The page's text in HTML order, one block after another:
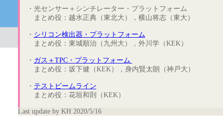
・光センサー＋シンチレーター・プラットフォーム
まとめ役：越水正典（東北大），横山将志（東大）
・ シリコン検出器・プラットフォーム
まとめ役：東城順治（九州大），外川学（KEK）
・ ガス＋TPC・プラットフォーム
まとめ役：坂下健（KEK），身内賢太朗（神戸大）
・ テストビームライン
まとめ役：花垣和則（KEK）
Last update by KH 2020/5/16